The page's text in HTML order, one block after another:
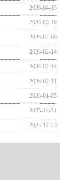
2026-04-15
2026-03-19
2026-03-09
2026-02-14
2026-02-14
2026-02-11
2026-01-05
2025-12-31
2025-12-23